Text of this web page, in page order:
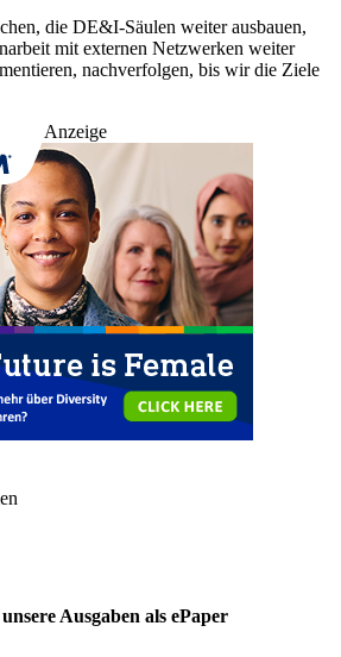
die DE&I-Säulen weiter ausbauen,
mit externen Netzwerken weiter
nachverfolgen, bis wir die Ziele
Anzeige
Ausgaben als ePaper